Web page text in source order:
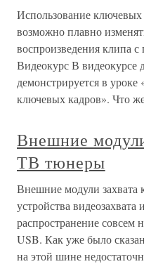
Использование
возможно плавно
воспроизведения клипа
Видеокурс В видеокурсе
демонстрируется в
ключевых кадров». Что
Внешние
ТВ тюнеры
Внешние модули
устройства
распространение
USB. Как уже было
на этой шине